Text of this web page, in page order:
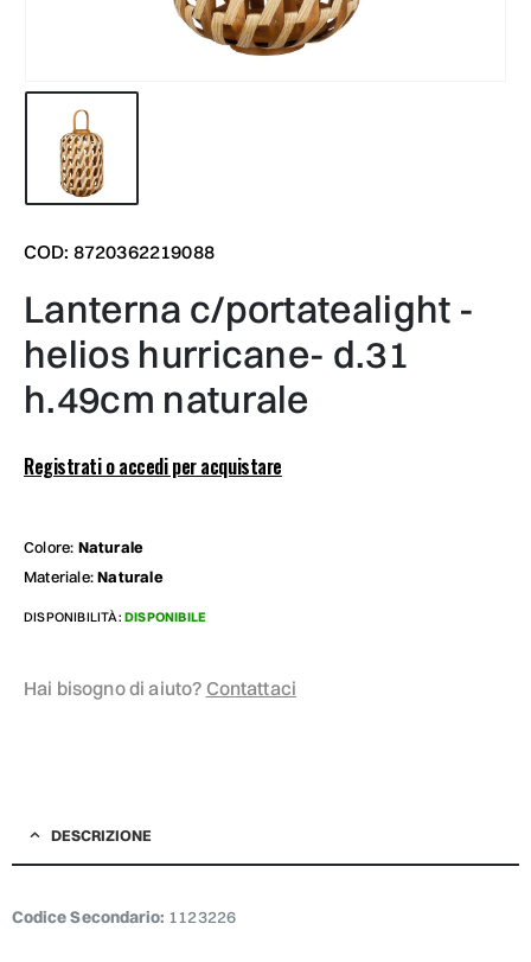
COD: 8720362219088
lanterna c/portatealight -
helios hurricane- d.31
h.49cm naturale
Registrati o accedi per acquistare
Colore: Naturale
Materiale:Naturale
DISPONIBILITÀ: DISPONIBILE
Hai bisogno di aiuto? Contattaci
DESCRIZIONE
Codice Secondario: 1123226